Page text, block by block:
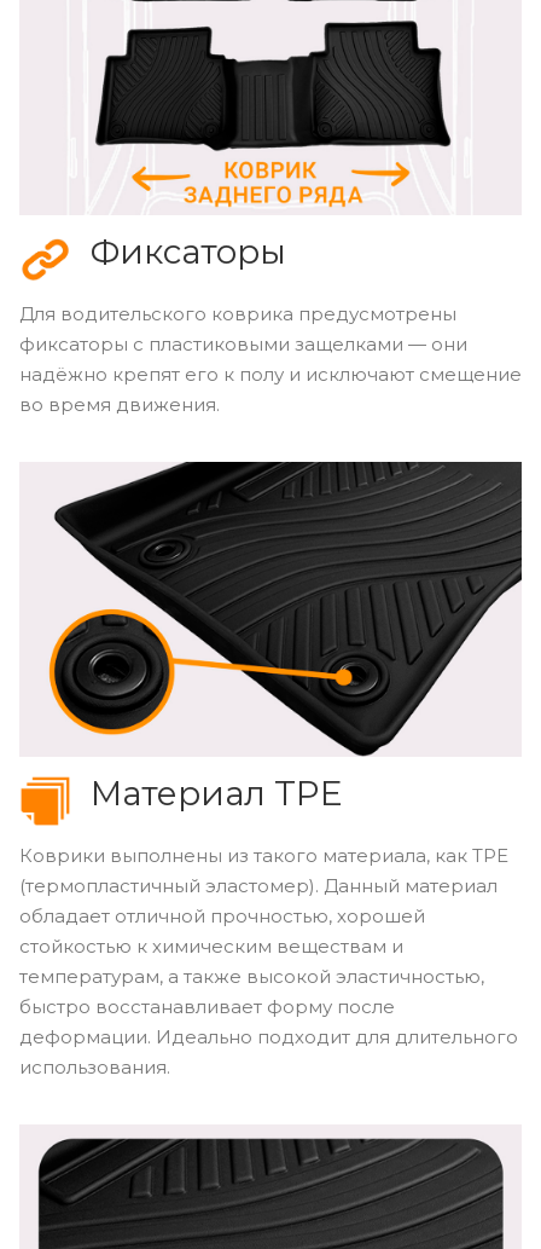
Фиксаторы
Для водительского коврика предусмотрены
фиксаторы с пластиковыми защелками — они
надёжно крепят его к полу и исключают смещение
во время движения.
Материал TPE
Коврики выполнены из такого материала, как TPE
(термопластичный эластомер). Данный материал
обладает отличной прочностью, хорошей
стойкостью к химическим веществам и
температурам, а также высокой эластичностью,
быстро восстанавливает форму после
деформации. Идеально подходит для длительного
использования.